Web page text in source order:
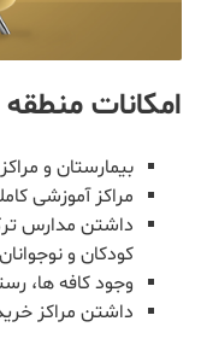
امکانات
بیمارستان و
مراکز آموزشی
داشتن مدارس
کودکان و
وجود کافه ها،
داشتن مراکز